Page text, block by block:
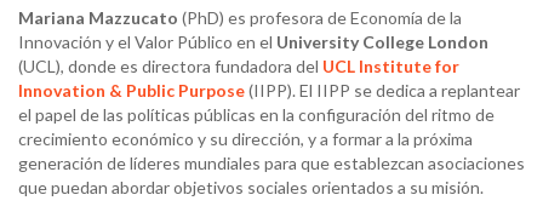
Mariana Mazzucato (PhD) es profesora de Economía de la
Innovación y el Valor Público en el University College London
(UCL), donde es directora fundadora del UCL Institute for
Innovation & Public Purpose(IIPP). El IIPP se dedica a replantear
el papel de las políticas públicas en la configuración del ritmo de
crecimiento económico y su dirección, y a formar a la próxima
generación de líderes mundiales para que establezcan asociaciones
que puedan abordar objetivos sociales orientados a su misión.